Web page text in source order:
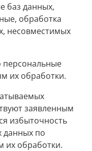
баз данных,
обработка
несовместимых
персональные
их обработки.
заявленным
избыточность
данных по
их обработки.